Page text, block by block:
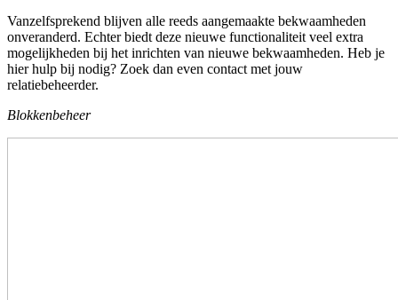
Vanzelfsprekend blijven alle reeds aangemaakte bekwaamheden
onveranderd. Echter biedt deze nieuwe functionaliteit veel extra
mogelijkheden bij het inrichten van nieuwe bekwaamheden. Heb je
hier hulp bij nodig? Zoek dan even contact met jouw
relatiebeheerder.
Blokkenbeheer